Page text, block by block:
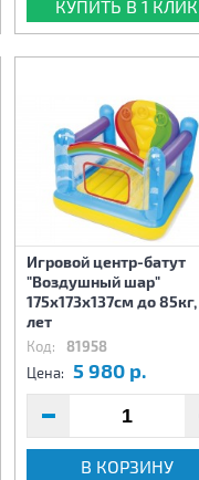
КУПИТЬ В 1 КЛИК
Игровой центр-батут
"Воздушный шар"
175х173х137см до
лет
Код: 81958
Цена: 5 980 р.
В КОРЗИНУ